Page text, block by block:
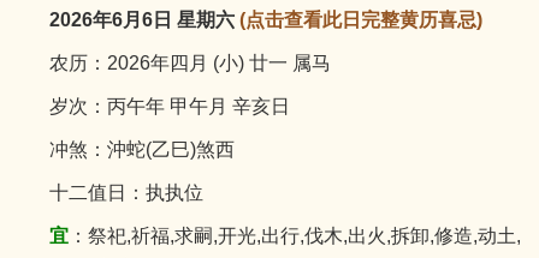
2026年6月6日 星期六 (点击查看此日完整黄历喜忌)
农历：2026年四月 (小) 廿一 属马
岁次：丙午年 甲午月 辛亥日
冲煞：沖蛇(乙巳)煞西
十二值日：执执位
宜：祭祀,祈福,求嗣,开光,出行,伐木,出火,拆卸,修造,动土,